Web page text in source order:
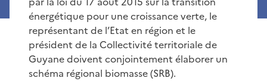
énergétique pour une croissance verte, le
représentant de l’Etat en région et le
président de la Collectivité territoriale de
Guyane doivent conjointement élaborer un
schéma régional biomasse (SRB).